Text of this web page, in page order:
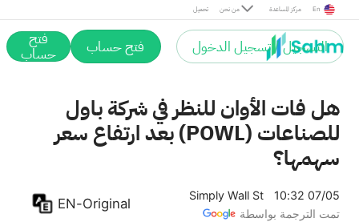
تحميل من نحن مركز المساعدة En
التسجيل / تسجيل الدخول فتح حساب فتح
حساب
هل فات الأوان للنظر في شركة باول
للصناعات (POWL) بعد ارتفاع سعر
سهمها؟
Simply Wall St
10:32 07/05
تمت الترجمة بواسطة
EN-Original